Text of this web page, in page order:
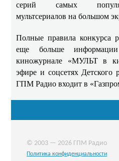
серий самых
мультсериалов на большом
Полные правила конкурса
еще больше
киножурнале «МУЛЬТ в
эфире и соцсетях Детского
ГПМ Радио входит в
© 2003 — 2026 ГПМ Радио
Политика конфиденциальности